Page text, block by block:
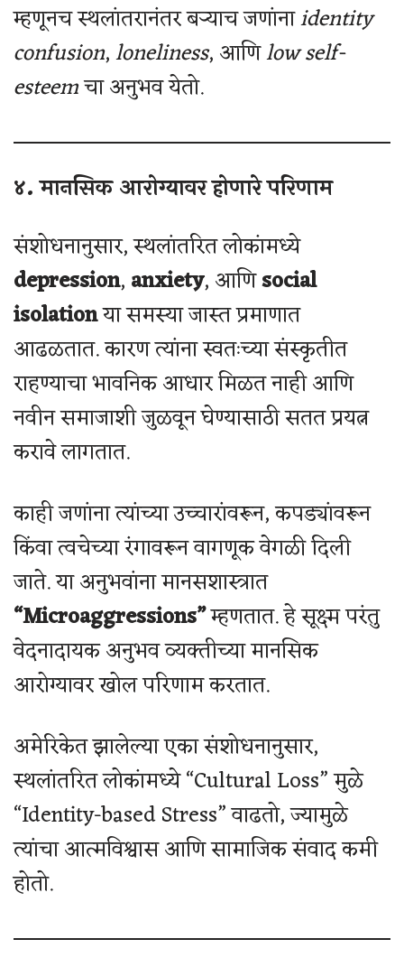
म्हणूनच स्थलांतरानंतर बर्‍याच जणांनाidentity
confusion,loneliness, आणिlow self-
esteemचा अनुभव येतो.
४. मानसिक आरोग्यावर होणारे परिणाम
संशोधनानुसार, स्थलांतरित लोकांमध्ये
depression,anxiety, आणिsocial
isolationया समस्या जास्त प्रमाणात
आढळतात. कारण त्यांना स्वतःच्या संस्कृतीत
राहण्याचा भावनिक आधार मिळत नाही आणि
नवीन समाजाशी जुळवून घेण्यासाठी सतत प्रयत्न
करावे लागतात.
काही जणांना त्यांच्या उच्चारांवरून, कपड्यांवरून
किंवा त्वचेच्या रंगावरून वागणूक वेगळी दिली
जाते. या अनुभवांना मानसशास्त्रात
“Microaggressions”म्हणतात. हे सूक्ष्म परंतु
वेदनादायक अनुभव व्यक्तीच्या मानसिक
आरोग्यावर खोल परिणाम करतात.
अमेरिकेत झालेल्या एका संशोधनानुसार,
स्थलांतरित लोकांमध्ये “Cultural Loss” मुळे
“Identity-based Stress” वाढतो, ज्यामुळे
त्यांचा आत्मविश्वास आणि सामाजिक संवाद कमी
होतो.